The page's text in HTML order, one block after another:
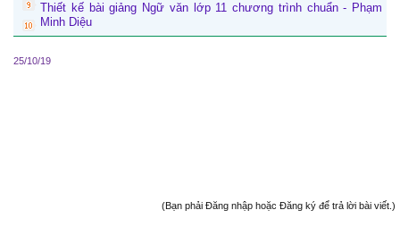
Thiết kế bài giảng Ngữ văn lớp 11 chương trình chuẩn - Phạm
Minh Diệu
25/10/19
(Bạn phải Đăng nhập hoặc Đăng ký để trả lời bài viết.)